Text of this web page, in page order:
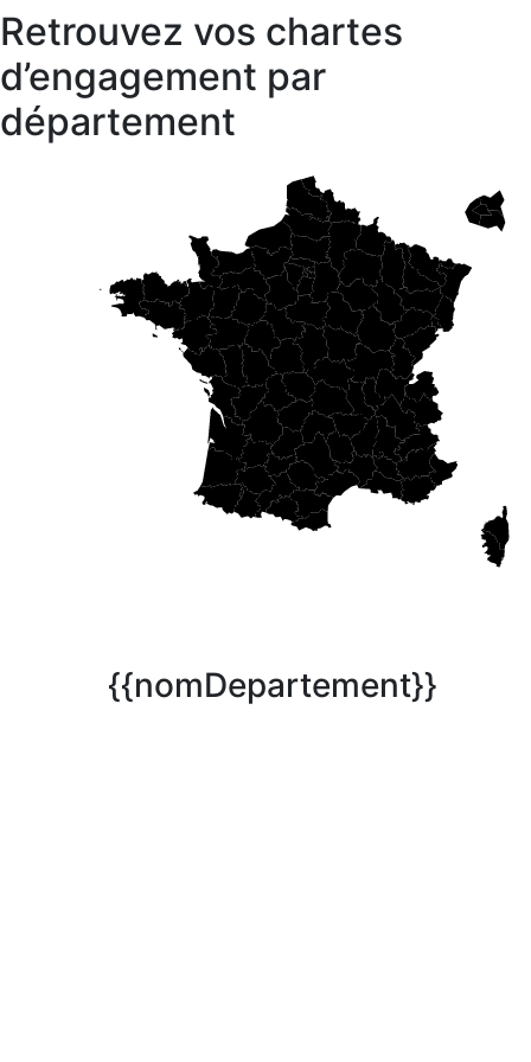
Retrouvez vos chartes
d’engagement par
département
{{nomDepartement}}